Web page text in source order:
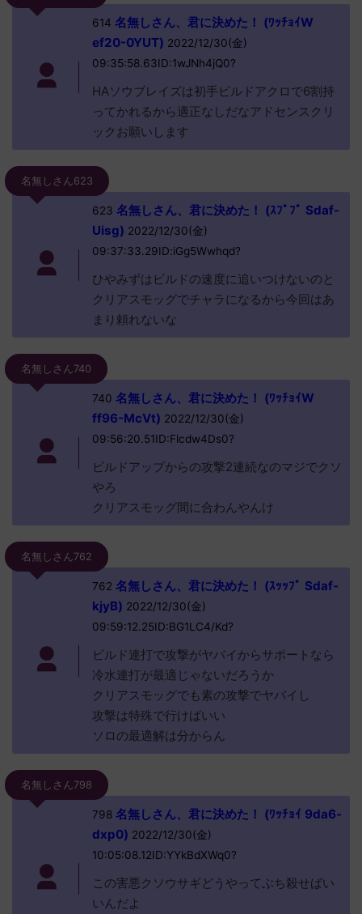
614 名無しさん、君に決めた！ (ﾜｯﾁｮｲW
ef20-0YUT) 2022/12/30(金)
09:35:58.63ID:1wJNh4jQ0?
HAソウブレイズは初手ビルドアクロで6割持
ってかれるから適正なしだなアドセンスクリ
ックお願いします
名無しさん623
623 名無しさん、君に決めた！ (ｽﾌﾟﾌﾟ Sdaf-
Uisg) 2022/12/30(金)
09:37:33.29ID:iGg5Wwhqd?
ひやみずはビルドの速度に追いつけないのと
クリアスモッグでチャラになるから今回はあ
まり頼れないな
名無しさん740
740 名無しさん、君に決めた！ (ﾜｯﾁｮｲW
ff96-McVt) 2022/12/30(金)
09:56:20.51ID:Flcdw4Ds0?
ビルドアップからの攻撃2連続なのマジでクソ
やろ
クリアスモッグ間に合わんやんけ
名無しさん762
762 名無しさん、君に決めた！ (ｽｯｯﾌﾟ Sdaf-
kjyB) 2022/12/30(金)
09:59:12.25ID:BG1LC4/Kd?
ビルド連打で攻撃がヤバイからサポートなら
冷水連打が最適じゃないだろうか
クリアスモッグでも素の攻撃でヤバイし
攻撃は特殊で行けばいい
ソロの最適解は分からん
名無しさん798
798名無しさん、君に決めた！ (ﾜｯﾁｮｲ 9da6-
dxp0) 2022/12/30(金)
10:05:08.12ID:YYkBdXWq0?
この害悪クソウサギどうやってぶち殺せばい
いんだよ